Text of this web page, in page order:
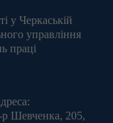
у Черкаській
управління
праці
р Шевченка, 205,